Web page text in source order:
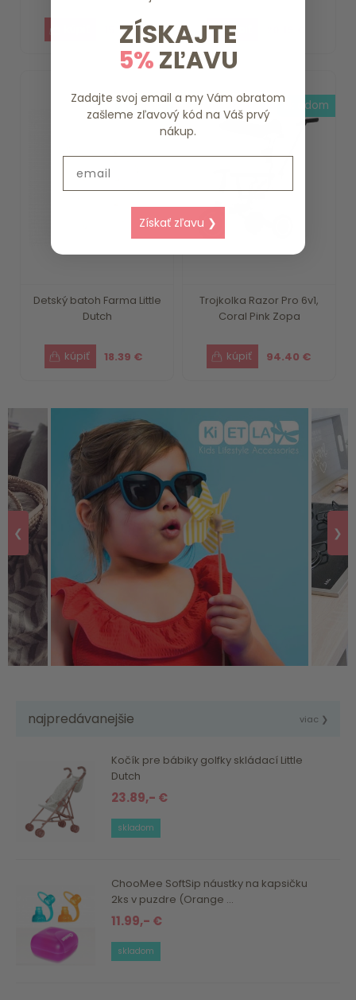
15.79 €
Detský batoh Farma Little
Dutch
18.39 €
skladom
Trojkolka Razor Pro 6v1,
Coral Pink Zopa
94.40 €
skladom
❮ ❯
najpredávanejšie viac ❯
Kočík pre bábiky golfky skládací Little
Dutch
23.89,- €
skladom
ChooMee SoftSip náustky na kapsičku
2ks v puzdre (Orange ...
11.99,- €
skladom
ZÍSKAJTE
5%ZĽAVU
Zadajte svoj email a my Vám obratom
zašleme zľavový kód na Váš prvý
nákup.
Získať zľavu ❯